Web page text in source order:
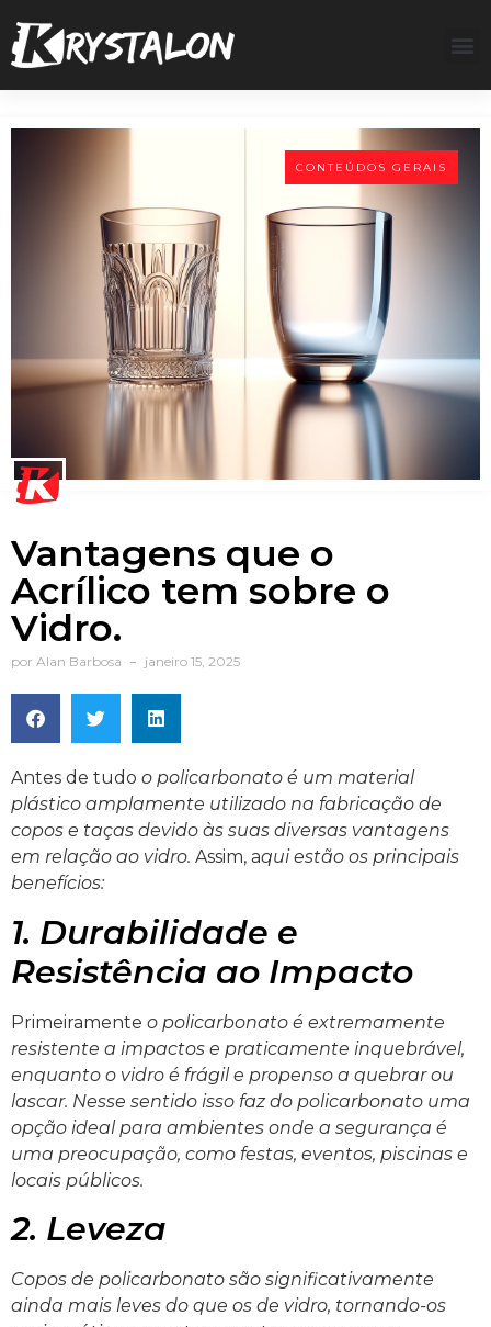
CONTEÚDOS GERAIS
Vantagens que o
Acrílico tem sobre o
Vidro.
por Alan Barbosa janeiro 15, 2025
Antes de tudo o policarbonato é um material
plástico amplamente utilizado na fabricação de
copos e taças devido às suas diversas vantagens
em relação ao vidro. Assim, aqui estão os principais
benefícios:
1. Durabilidade e
Resistência ao Impacto
Primeiramente o policarbonato é extremamente
resistente a impactos e praticamente inquebrável,
enquanto o vidro é frágil e propenso a quebrar ou
lascar. Nesse sentido isso faz do policarbonato uma
opção ideal para ambientes onde a segurança é
uma preocupação, como festas, eventos, piscinas e
locais públicos.
2. Leveza
Copos de policarbonato são significativamente
ainda mais leves do que os de vidro, tornando-os